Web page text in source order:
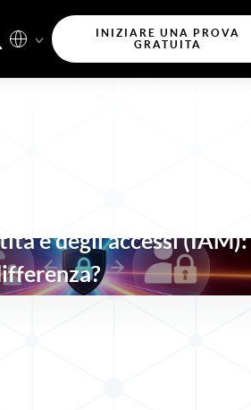
INIZIARE UNA PROVA
GRATUITA
e degli accessi (IAM):